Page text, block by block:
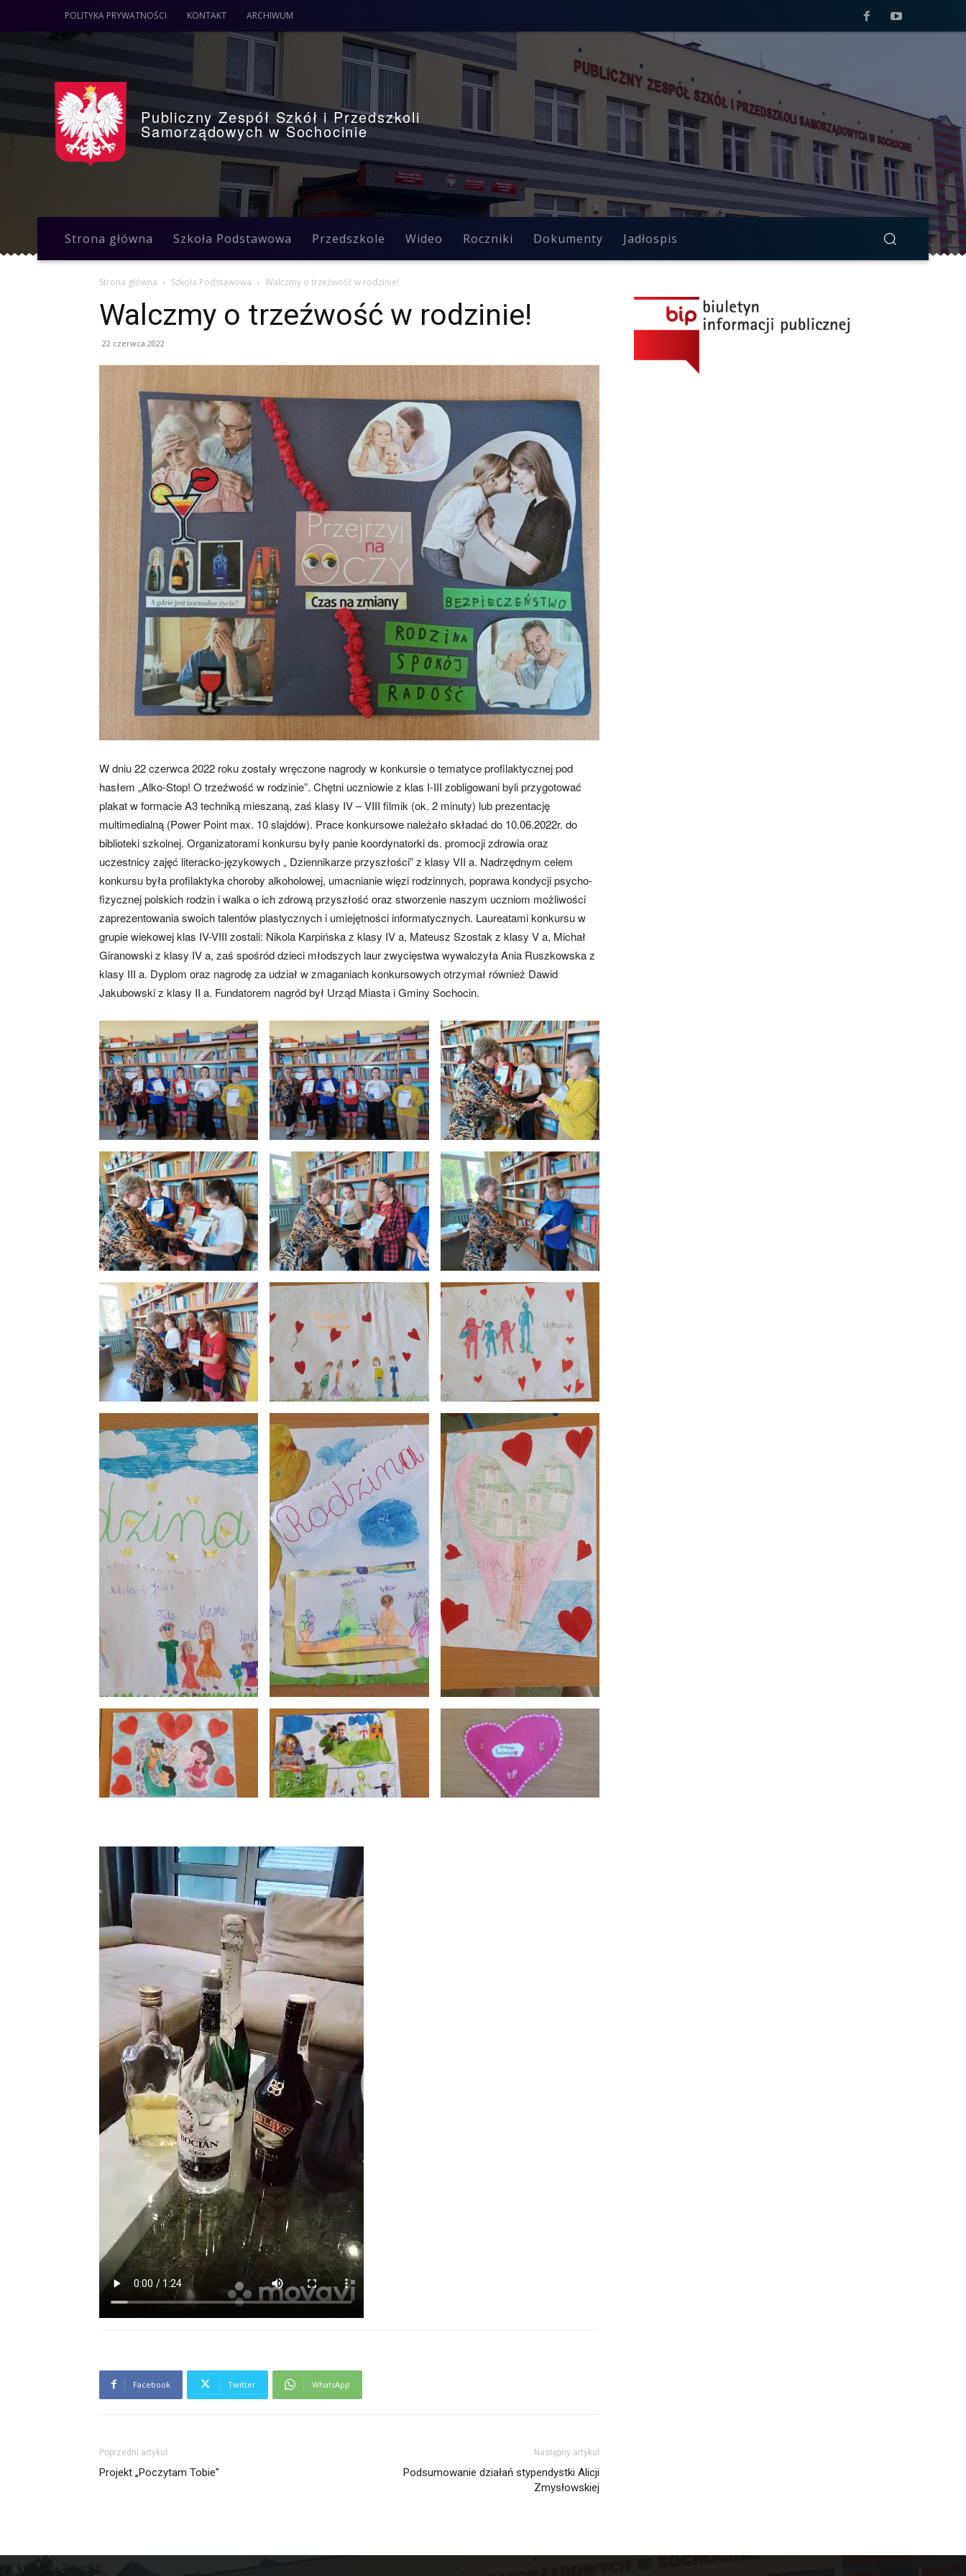
POLITYKA PRYWATNOŚCI KONTAKT ARCHIWUM
Publiczny Zespół Szkół i Przedszkoli
Samorządowych w Sochocinie
Strona główna Szkoła Podstawowa Przedszkole Wideo Roczniki Dokumenty Jadłospis
Strona główna Szkoła Podstawowa Walczmy o trzeźwość w rodzinie!
Walczmy o trzeźwość w rodzinie!
22 czerwca 2022
W dniu 22 czerwca 2022 roku zostały wręczone nagrody w konkursie o tematyce profilaktycznej pod
hasłem „Alko-Stop! O trzeźwość w rodzinie”. Chętni uczniowie z klas I-III zobligowani byli przygotować
plakat w formacie A3 techniką mieszaną, zaś klasy IV – VIII filmik (ok. 2 minuty) lub prezentację
multimedialną (Power Point max. 10 slajdów). Prace konkursowe należało składać do 10.06.2022r. do
biblioteki szkolnej. Organizatorami konkursu były panie koordynatorki ds. promocji zdrowia oraz
uczestnicy zajęć literacko-językowych „ Dziennikarze przyszłości” z klasy VII a. Nadrzędnym celem
konkursu była profilaktyka choroby alkoholowej, umacnianie więzi rodzinnych, poprawa kondycji psycho-
fizycznej polskich rodzin i walka o ich zdrową przyszłość oraz stworzenie naszym uczniom możliwości
zaprezentowania swoich talentów plastycznych i umiejętności informatycznych. Laureatami konkursu w
grupie wiekowej klas IV-VIII zostali: Nikola Karpińska z klasy IV a, Mateusz Szostak z klasy V a, Michał
Giranowski z klasy IV a, zaś spośród dzieci młodszych laur zwycięstwa wywalczyła Ania Ruszkowska z
klasy III a. Dyplom oraz nagrodę za udział w zmaganiach konkursowych otrzymał również Dawid
Jakubowski z klasy II a. Fundatorem nagród był Urząd Miasta i Gminy Sochocin.
Facebook Twitter WhatsApp
Poprzedni artykuł
Projekt „Poczytam Tobie”
Następny artykuł
Podsumowanie działań stypendystki Alicji
Zmysłowskiej